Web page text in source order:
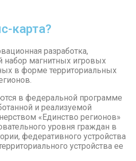
карта?
разработка,
набор магнитных игровых
в форме территориальных
в федеральной программе
и реализуемой
«Единство регионов»
уровня граждан в
федеративного устройства
устройства ее